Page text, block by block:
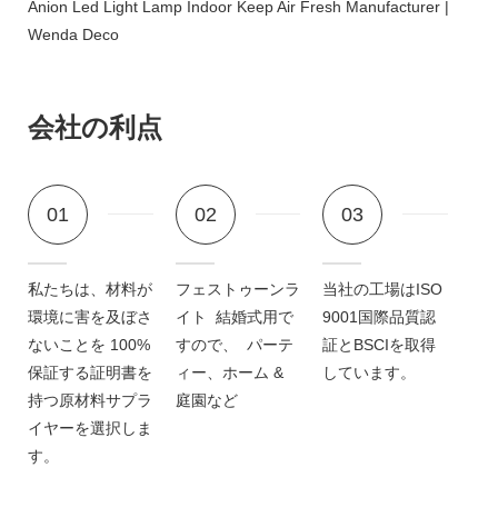
会社の利点
01
私たちは、材料が
環境に害を及ぼさ
ないことを 100%
保証する証明書を
持つ原材料サプラ
イヤーを選択しま
す。
02
フェストゥーンラ
イト 結婚式用で
すので、 パーテ
ィー、ホーム &
庭園など
03
当社の工場はISO
9001国際品質認
証とBSCIを取得
しています。